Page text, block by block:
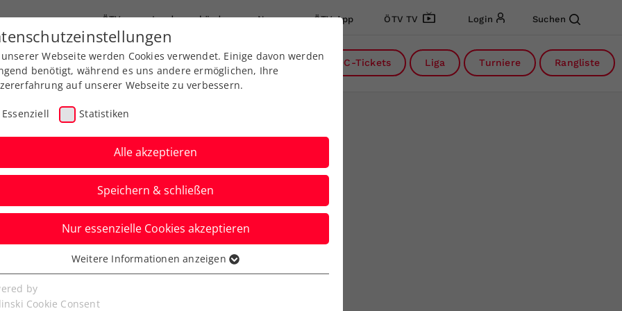
ÖTV Landesverbände News ÖTV App ÖTV TV Login Suchen
Ausbildung Services Über uns DC-Tickets Liga Turniere Rangliste
Thiem unterliegt im
Tsitsipas
Webseite werden Cookies verwendet. Einige davon werden
benötigt, während es uns andere ermöglichen, Ihre
auf unserer Webseite zu verbessern.
Essenziell Statistiken
Alle akzeptieren
Speichern & schließen
Nur essenzielle Cookies akzeptieren
Cookies werden für grundlegende Funktionen der
benötigt. Dadurch ist gewährleistet, dass die Webseite
Weitere Informationen anzeigen
by
Cookie Consent